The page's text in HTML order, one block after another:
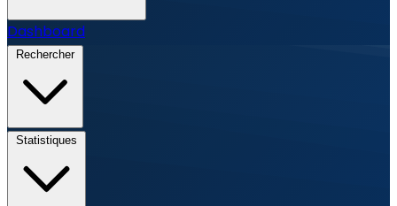
Dashboard
Rechercher
Statistiques